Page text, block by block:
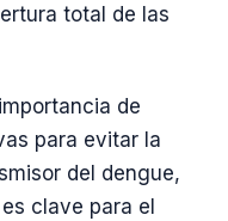
total de las
de
para evitar la
del dengue,
clave para el